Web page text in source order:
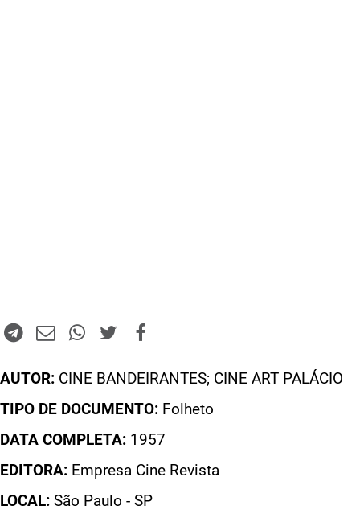
AUTOR: CINE BANDEIRANTES; CINE ART PALÁCIO
TIPO DE DOCUMENTO: Folheto
DATA COMPLETA: 1957
EDITORA: Empresa Cine Revista
LOCAL: São Paulo - SP